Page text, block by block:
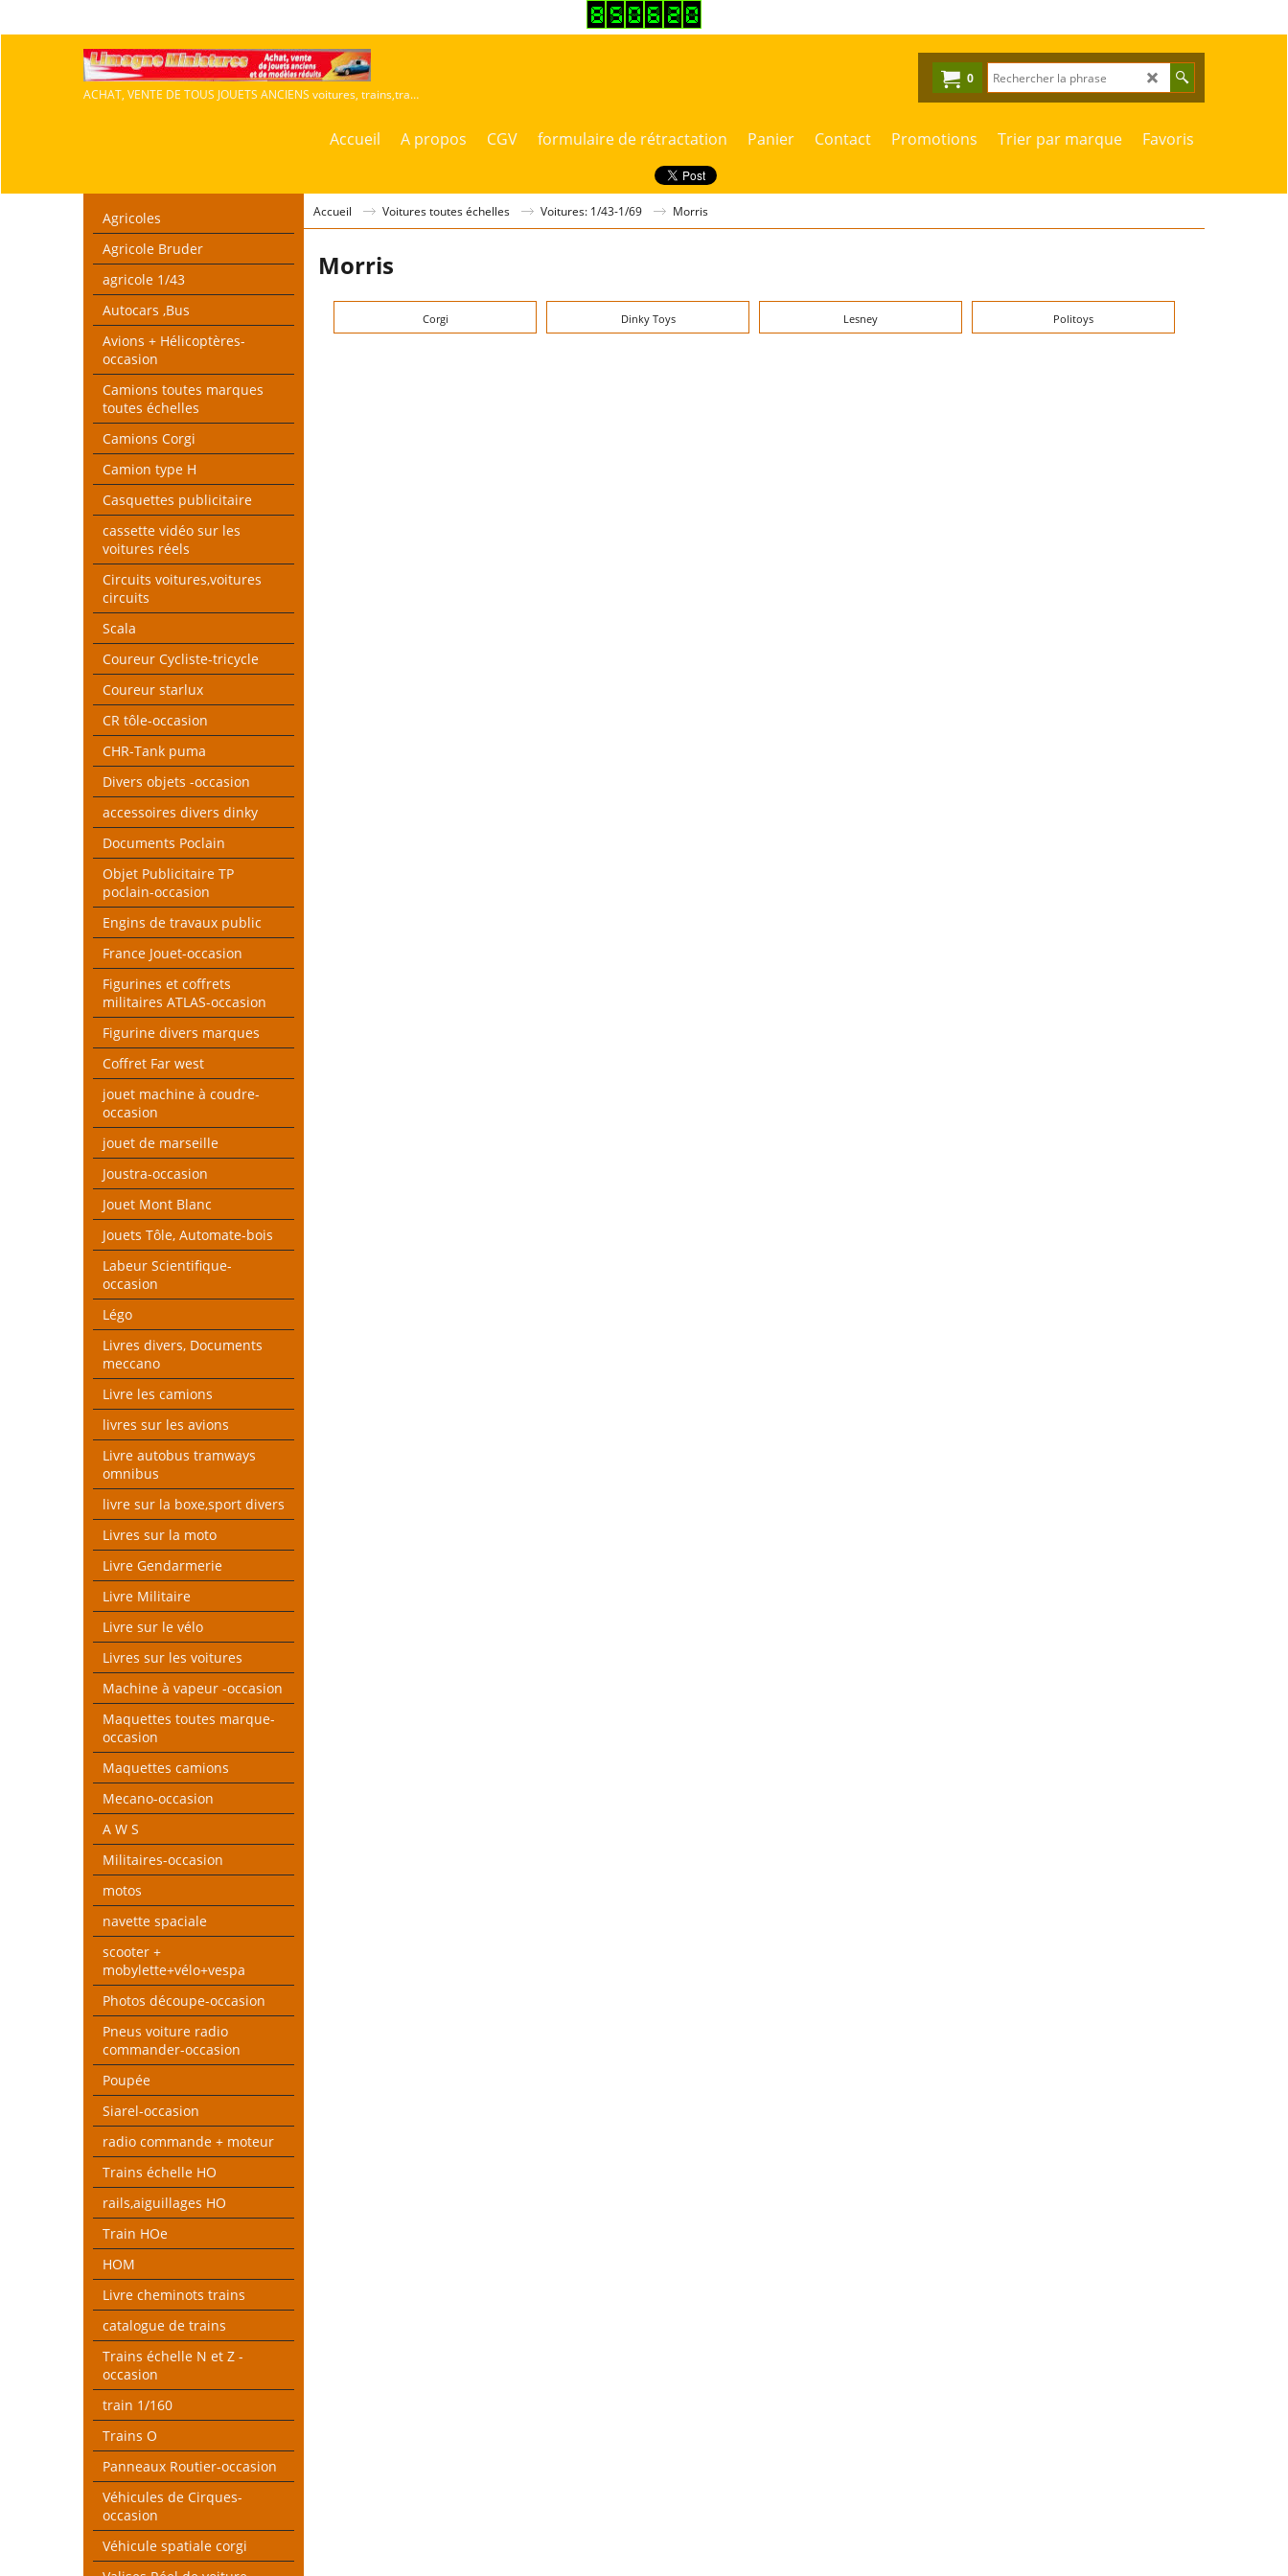
ACHAT, VENTE DE TOUS JOUETS ANCIENS voitures, trains,travaux publics,agricoles
0
Accueil A propos CGV formulaire de rétractation Panier Contact Promotions Trier par marque Favoris
Agricoles
Agricole Bruder
agricole 1/43
Autocars ,Bus
Avions + Hélicoptères-
occasion
Camions toutes marques
toutes échelles
Camions Corgi
Camion type H
Casquettes publicitaire
cassette vidéo sur les
voitures réels
Circuits voitures,voitures
circuits
Scala
Coureur Cycliste-tricycle
Coureur starlux
CR tôle-occasion
CHR-Tank puma
Divers objets -occasion
accessoires divers dinky
Documents Poclain
Objet Publicitaire TP
poclain-occasion
Engins de travaux public
France Jouet-occasion
Figurines et coffrets
militaires ATLAS-occasion
Figurine divers marques
Coffret Far west
jouet machine à coudre-
occasion
jouet de marseille
Joustra-occasion
Jouet Mont Blanc
Jouets Tôle, Automate-bois
Labeur Scientifique-
occasion
Légo
Livres divers, Documents
meccano
Livre les camions
livres sur les avions
Livre autobus tramways
omnibus
livre sur la boxe,sport divers
Livres sur la moto
Livre Gendarmerie
Livre Militaire
Livre sur le vélo
Livres sur les voitures
Machine à vapeur -occasion
Maquettes toutes marque-
occasion
Maquettes camions
Mecano-occasion
A W S
Militaires-occasion
motos
navette spaciale
scooter +
mobylette+vélo+vespa
Photos découpe-occasion
Pneus voiture radio
commander-occasion
Poupée
Siarel-occasion
radio commande + moteur
Trains échelle HO
rails,aiguillages HO
Train HOe
HOM
Livre cheminots trains
catalogue de trains
Trains échelle N et Z -
occasion
train 1/160
Trains O
Panneaux Routier-occasion
Véhicules de Cirques-
occasion
Véhicule spatiale corgi
Accueil Voitures toutes échelles Voitures: 1/43-1/69 Morris
Morris
Corgi Dinky Toys Lesney Politoys